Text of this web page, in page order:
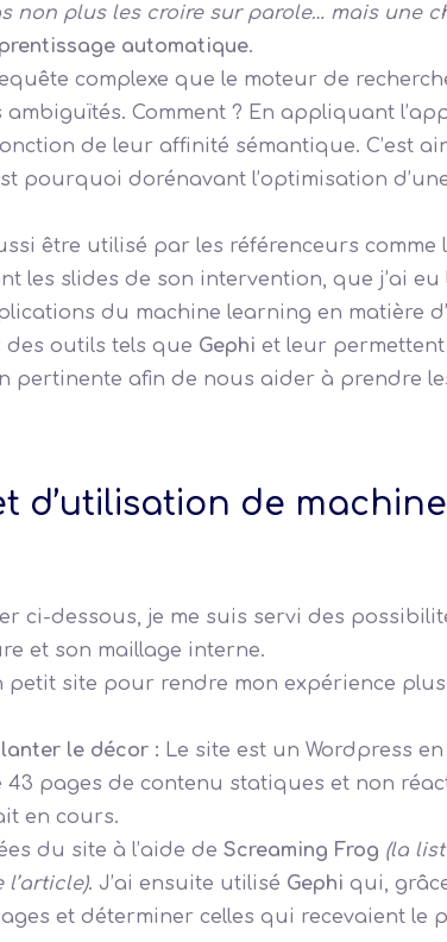
non plus les croire sur parole… mais une
automatique.
complexe que le moteur de
Comment ? En appliquant
de leur affinité sémantique. C’est
pourquoi dorénavant l’optimisation
être utilisé par les référenceurs comme
les slides de son intervention, que j’ai
du machine learning en matière
outils tels que Gephi et leur
pertinente afin de nous aider à prendre
d’utilisation de
ci-dessous, je me suis servi des
et son maillage interne.
petit site pour rendre mon expérience
le décor : Le site est un Wordpress
pages de contenu statiques et non
en cours.
du site à l’aide de Screaming Frog (la
l’article). J’ai ensuite utilisé Gephi qui,
et déterminer celles qui recevaient le